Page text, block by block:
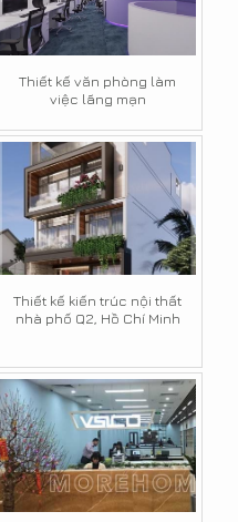
Thiết kế văn phòng làm
việc lãng mạn
Thiết kế kiến trúc nội thất
nhà phố Q2, Hồ Chí Minh